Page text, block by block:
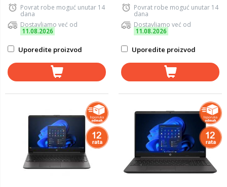
Povrat robe moguć unutar 14
dana
Dostavljamo već od
11.08.2026
Uporedite proizvod
Povrat robe moguć unutar 14
dana
Dostavljamo već od
11.08.2026
Uporedite proizvod